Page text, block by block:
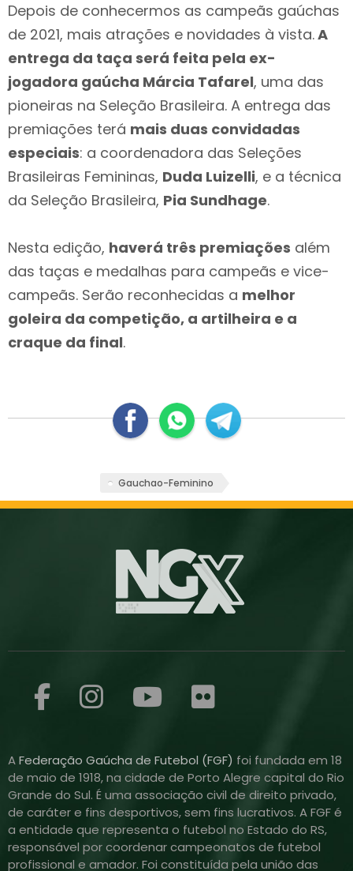
Depois de conhecermos as campeãs gaúchas
de 2021, mais atrações e novidades à vista.A
entrega da taça será feita pela ex-
jogadora gaúcha Márcia Tafarel, uma das
pioneiras na Seleção Brasileira. A entrega das
premiações terá mais duas convidadas
especiais: a coordenadora das Seleções
Brasileiras Femininas, Duda Luizelli, e a técnica
da Seleção Brasileira, Pia Sundhage.
Nesta edição, haverá três premiações além
das taças e medalhas para campeãs e vice-
campeãs. Serão reconhecidas a melhor
goleira da competição, a artilheira e a
craque da final.
Gauchao-Feminino
AFederação Gaúcha de Futebol (FGF) foi fundada em 18
de maio de 1918, na cidade de Porto Alegre capital do Rio
Grande do Sul. É uma associação civil de direito privado,
de caráter e fins desportivos, sem fins lucrativos. A FGF é
a entidade que representa o futebol no Estado do RS,
responsável por coordenar campeonatos de futebol
profissional e amador. Foi constituída pela união das